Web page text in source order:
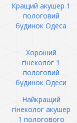
Кращий акушер 1
пологовий
будинок Одеса
Хороший
гінеколог 1
пологовий
будинок Одеси
Найкращий
гінеколог акушер
1 пологового